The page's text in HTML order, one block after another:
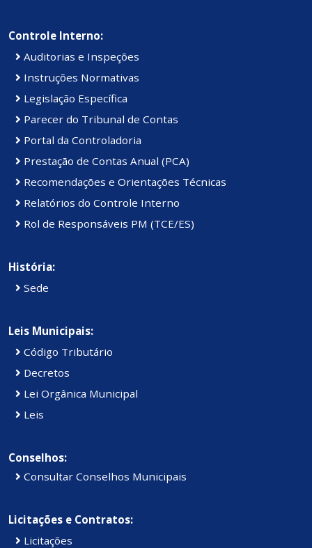
Controle Interno:
Auditorias e Inspeções
Instruções Normativas
Legislação Específica
Parecer do Tribunal de Contas
Portal da Controladoria
Prestação de Contas Anual (PCA)
Recomendações e Orientações Técnicas
Relatórios do Controle Interno
Rol de Responsáveis PM (TCE/ES)
História:
Sede
Leis Municipais:
Código Tributário
Decretos
Lei Orgânica Municipal
Leis
Conselhos:
Consultar Conselhos Municipais
Licitações e Contratos:
Licitações